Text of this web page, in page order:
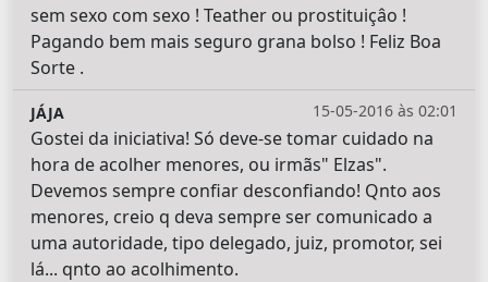
sem sexo com sexo ! Teather ou prostituiçâo !
Pagando bem mais seguro grana bolso ! Feliz Boa
Sorte .
15-05-2016 às 02:01
JÁJA
Gostei da iniciativa! Só deve-se tomar cuidado na
hora de acolher menores, ou irmãs" Elzas".
Devemos sempre confiar desconfiando! Qnto aos
menores, creio q deva sempre ser comunicado a
uma autoridade, tipo delegado, juiz, promotor, sei
lá... qnto ao acolhimento.